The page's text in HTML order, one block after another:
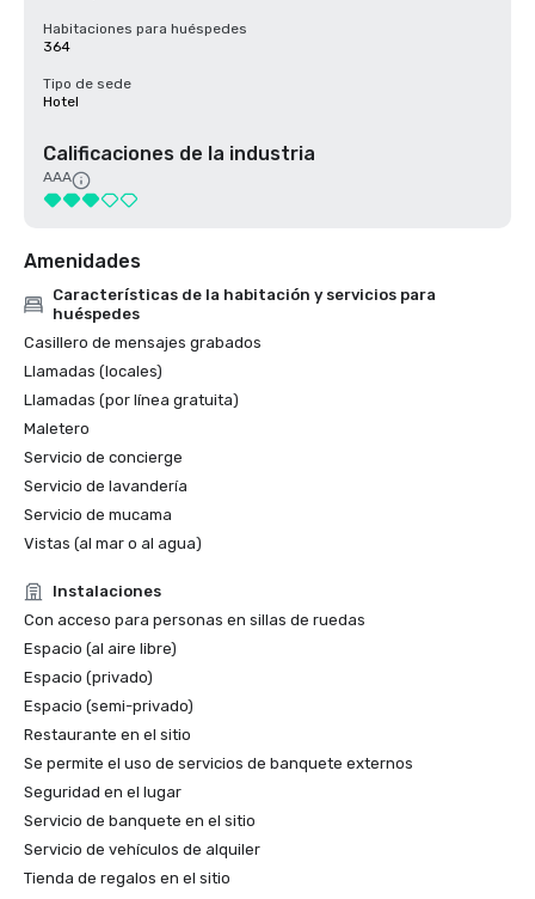
Habitaciones para huéspedes
364
Tipo de sede
Hotel
Calificaciones de la industria
AAA
Amenidades
Características de la habitación y servicios para
huéspedes
Casillero de mensajes grabados
Llamadas (locales)
Llamadas (por línea gratuita)
Maletero
Servicio de concierge
Servicio de lavandería
Servicio de mucama
Vistas (al mar o al agua)
Instalaciones
Con acceso para personas en sillas de ruedas
Espacio (al aire libre)
Espacio (privado)
Espacio (semi-privado)
Restaurante en el sitio
Se permite el uso de servicios de banquete externos
Seguridad en el lugar
Servicio de banquete en el sitio
Servicio de vehículos de alquiler
Tienda de regalos en el sitio